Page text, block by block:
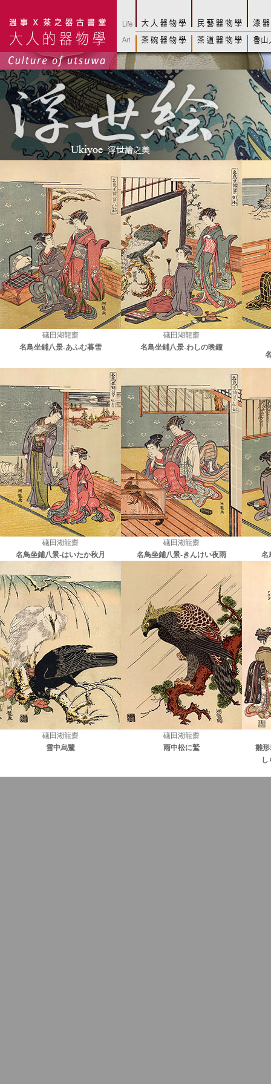
礒田湖龍齋
名鳥坐鋪八景-あふむ暮雪
礒田湖龍齋
名鳥坐鋪八景-わしの晩鐘
礒田湖龍齋
名鳥坐鋪八景-はいたか秋月
礒田湖龍齋
名鳥坐鋪八景-きんけい夜雨
名
礒田湖龍齋
雪中烏鷺
礒田湖龍齋
雨中松に鷲
雛